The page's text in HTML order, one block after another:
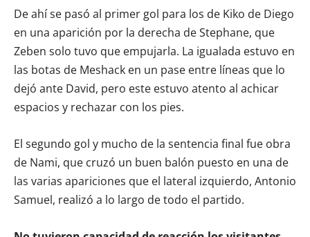
De ahí se pasó al primer gol para los de Kiko de Diego
en una aparición por la derecha de Stephane, que
Zeben solo tuvo que empujarla. La igualada estuvo en
las botas de Meshack en un pase entre líneas que lo
dejó ante David, pero este estuvo atento al achicar
espacios y rechazar con los pies.
El segundo gol y mucho de la sentencia final fue obra
de Nami, que cruzó un buen balón puesto en una de
las varias apariciones que el lateral izquierdo, Antonio
Samuel, realizó a lo largo de todo el partido.